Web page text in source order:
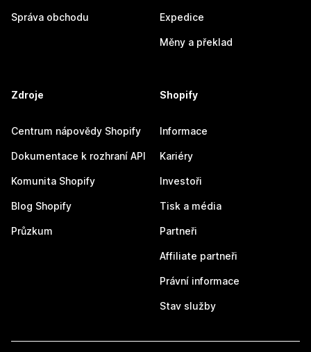
Správa obchodu Expedice
Měny a překlad
Zdroje
Centrum nápovědy Shopify
Dokumentace k rozhraní API
Komunita Shopify
Blog Shopify
Průzkum
Shopify
Informace
Kariéry
Investoři
Tisk a média
Partneři
Affiliate partneři
Právní informace
Stav služby